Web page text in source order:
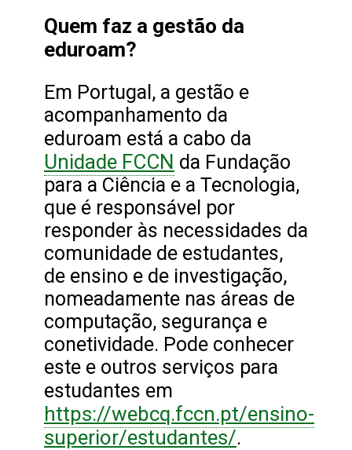
Quem faz a gestão da
eduroam?
Em Portugal, a gestão e
acompanhamento da
eduroam está a cabo da
Unidade FCCN da Fundação
para a Ciência e a Tecnologia,
que é responsável por
responder às necessidades da
comunidade de estudantes,
de ensino e de investigação,
nomeadamente nas áreas de
computação, segurança e
conetividade. Pode conhecer
este e outros serviços para
estudantes em
https://webcq.fccn.pt/ensino-
superior/estudantes/.